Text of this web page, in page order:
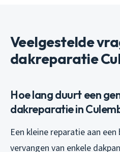
Veelgestelde
dakreparatie
Hoe lang duurt een
dakreparatie in
Een kleine reparatie aan
vervangen van enkele